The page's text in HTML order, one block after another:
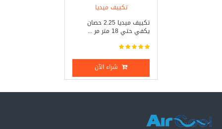
تكييف ميديا
تكييف ميديا 2.25 حصان
يكفي حتي 18 متر مر ...
شراء الآن